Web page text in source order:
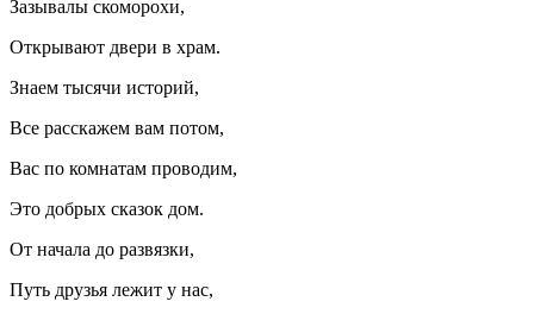
Зазывалы скоморохи,
Открывают двери в храм.
Знаем тысячи историй,
Все расскажем вам потом,
Вас по комнатам проводим,
Это добрых сказок дом.
От начала до развязки,
Путь друзья лежит у нас,